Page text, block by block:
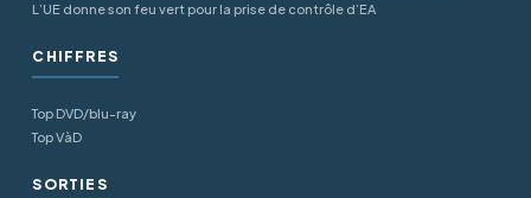
L’UE donne son feu vert pour la prise de contrôle d’EA
CHIFFRES
Top DVD/blu-ray
Top VàD
SORTIES